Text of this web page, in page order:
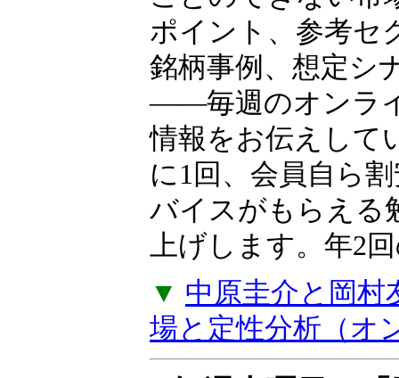
体相場と定性分
全体相場から数値
ことのできない市
ポイント、参考セ
銘柄事例、想定シ
――毎週のオンラ
情報をお伝えして
に1回、会員自ら
バイスがもらえる
上げします。年2